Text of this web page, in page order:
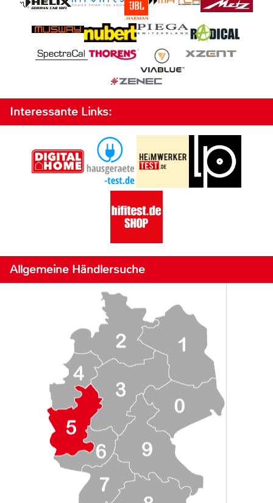
Interessante Links:
Allgemeine Händlersuche